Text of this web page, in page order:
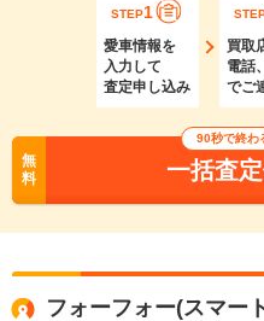
STEP1
愛車情報を
入力して
査定申し込み
買取
電話
でご
無
料
90秒で終わ
一括査
フォーフォー(スマー